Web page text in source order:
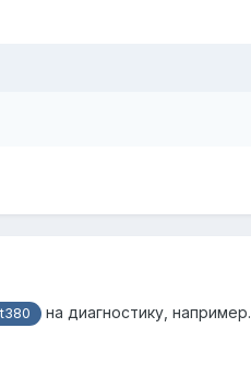
на диагностику, например.